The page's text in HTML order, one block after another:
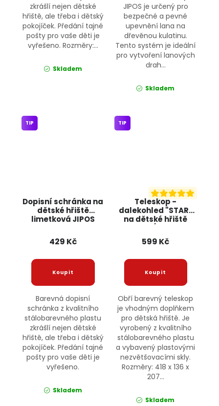
zkrášlí nejen dětské
hřiště, ale třeba i dětský
pokojíček. Předání tajné
pošty pro vaše děti je
vyřešeno. Rozměry:...
Skladem
JIPOS je určený pro
bezpečné a pevné
upevnění lana na
dřevěnou kulatinu.
Tento systém je ideální
pro vytvoření lanových
drah...
Skladem
Dopisní schránka na
dětské hřiště
limetková JIPOS
TIP
429 Kč
Barevná dopisní
schránka z kvalitního
stálobarevného plastu
zkrášlí nejen dětské
hřiště, ale třeba i dětský
pokojíček. Předání tajné
pošty pro vaše děti je
vyřešeno.
Skladem
Teleskop -
dalekohled "STAR"
na dětské hřiště
JIPOS
TIP
599 Kč
Obří barevný teleskop
je vhodným doplňkem
pro dětská hřiště. Je
vyrobený z kvalitního
stálobarevného plastu
a vybavený plastovými
nezvětšovacími skly.
Rozměry: 418 x 136 x
207...
Skladem